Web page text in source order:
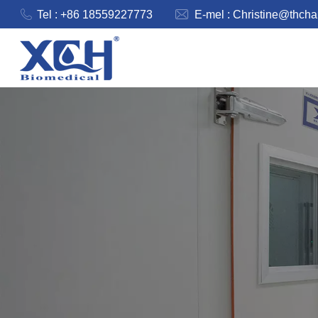
Tel : +86 18559227773 E-mel :